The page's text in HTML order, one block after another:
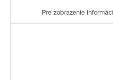
Pre zobrazenie